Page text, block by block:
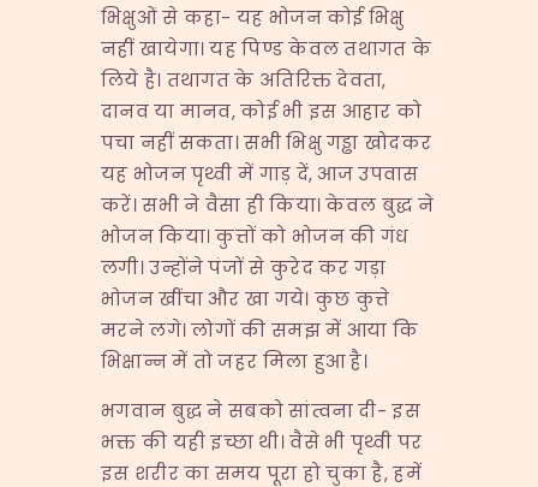
भिक्षुओं से कहा- यह भोजन कोई भिक्षु
नहीं खायेगा। यह पिण्ड केवल तथागत के
लिये है। तथागत के अतिरिक्त देवता,
दानव या मानव, कोई भी इस आहार को
पचा नहीं सकता। सभी भिक्षु गड्ढा खोदकर
यह भोजन पृथ्वी में गाड़ दें, आज उपवास
करें। सभी ने वैसा ही किया। केवल बुद्ध ने
भोजन किया। कुत्तों को भोजन की गंध
लगी। उन्होंने पंजों से कुरेद कर गड़ा
भोजन खींचा और खा गये। कुछ कुत्ते
मरने लगे। लोगों की समझ में आया कि
भिक्षान्न में तो जहर मिला हुआ है।
भगवान बुद्ध ने सबको सांत्वना दी- इस
भक्त की यही इच्छा थी। वैसे भी पृथ्वी पर
इस शरीर का समय पूरा हो चुका है, हमें